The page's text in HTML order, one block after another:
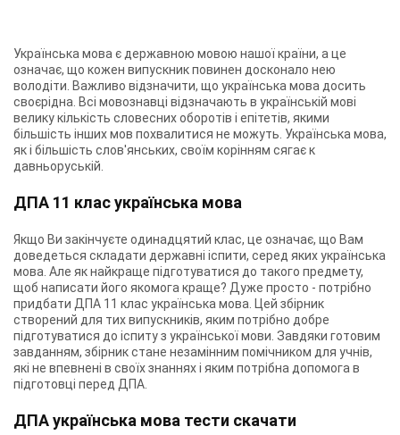
Українська мова є державною мовою нашої країни, а це
означає, що кожен випускник повинен досконало нею
володіти. Важливо відзначити, що українська мова досить
своєрідна. Всі мовознавці відзначають в українській мові
велику кількість словесних оборотів і епітетів, якими
більшість інших мов похвалитися не можуть. Українська мова,
як і більшість слов'янських, своїм корінням сягає к
давньоруській.
ДПА 11 клас українська мова
Якщо Ви закінчуєте одинадцятий клас, це означає, що Вам
доведеться складати державні іспити, серед яких українська
мова. Але як найкраще підготуватися до такого предмету,
щоб написати його якомога краще? Дуже просто - потрібно
придбати ДПА 11 клас українська мова. Цей збірник
створений для тих випускників, яким потрібно добре
підготуватися до іспиту з української мови. Завдяки готовим
завданням, збірник стане незамінним помічником для учнів,
які не впевнені в своїх знаннях і яким потрібна допомога в
підготовці перед ДПА.
ДПА українська мова тести скачати